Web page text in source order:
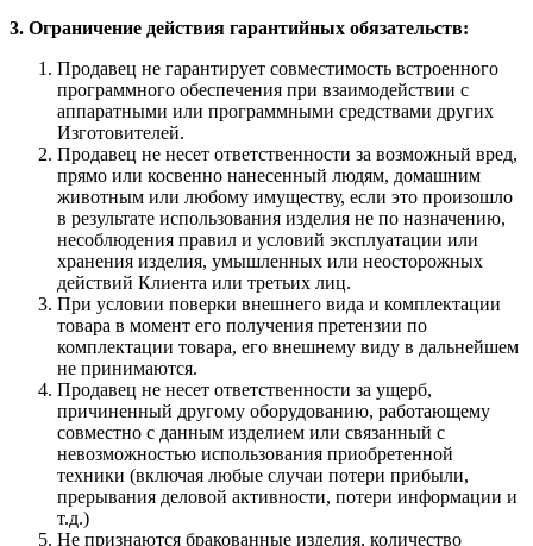
3. Ограничение действия гарантийных обязательств:
Продавец не гарантирует совместимость встроенного
программного обеспечения при взаимодействии с
аппаратными или программными средствами других
Изготовителей.
Продавец не несет ответственности за возможный вред,
прямо или косвенно нанесенный людям, домашним
животным или любому имуществу, если это произошло
в результате использования изделия не по назначению,
несоблюдения правил и условий эксплуатации или
хранения изделия, умышленных или неосторожных
действий Клиента или третьих лиц.
При условии поверки внешнего вида и комплектации
товара в момент его получения претензии по
комплектации товара, его внешнему виду в дальнейшем
не принимаются.
Продавец не несет ответственности за ущерб,
причиненный другому оборудованию, работающему
совместно с данным изделием или связанный с
невозможностью использования приобретенной
техники (включая любые случаи потери прибыли,
прерывания деловой активности, потери информации и
т.д.)
Не признаются бракованные изделия, количество